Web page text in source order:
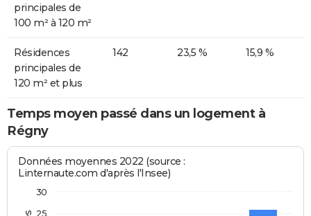
principales de
100 m² à 120 m²
Résidences
principales de
120 m² et plus
142 23,5 % 15,9 %
Temps moyen passé dans un logement à
Régny
Données moyennes 2022 (source :
Linternaute.com d'après l'Insee)
25
30